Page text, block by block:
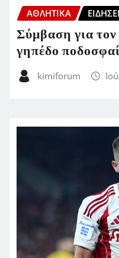
ΑΘΛΗΤΙΚΑ
Σύμβαση για
γηπέδο
kimiforum